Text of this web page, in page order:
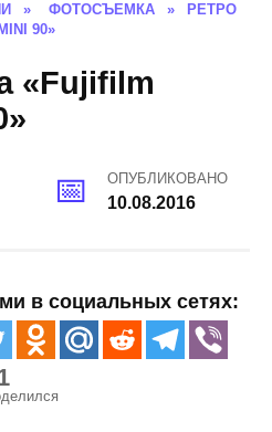
» ФОТОСЪЕМКА »
РЕТРО
90»
«Fujifilm
ОПУБЛИКОВАНО
10.08.2016
в социальных сетях: